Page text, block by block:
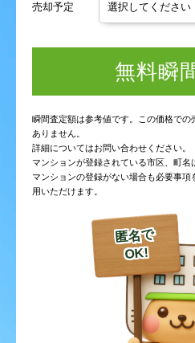
売却予定
無料瞬
瞬間査定額は参考値です。この価格での
ありません。
詳細についてはお問い合わせください。
マンションが登録されている市区、町名
マンションの登録がない場合も必要事項
用いただけます。